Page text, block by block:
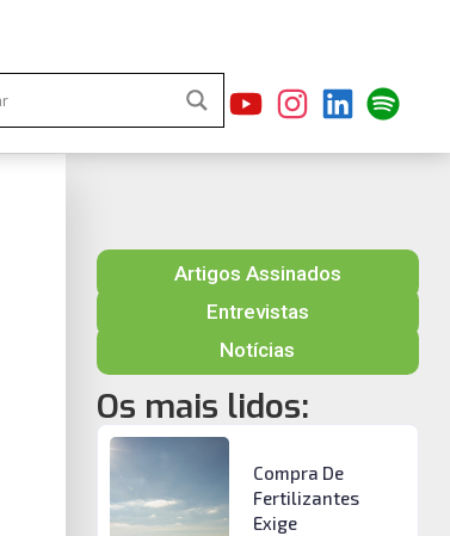
Artigos Assinados
Entrevistas
Notícias
Os mais lidos:
Compra De
Fertilizantes
Exige